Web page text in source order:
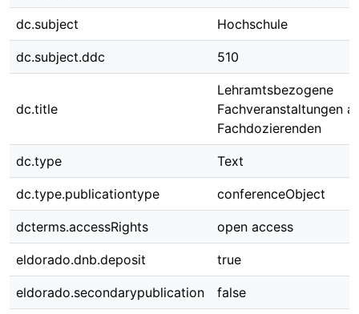
dc.subject Hochschule
dc.subject.ddc 510
dc.title
Lehramtsbezogene
Fachveranstaltungen
Fachdozierenden
dc.type Text
dc.type.publicationtype conferenceObject
dcterms.accessRights open access
eldorado.dnb.deposit true
eldorado.secondarypublication false